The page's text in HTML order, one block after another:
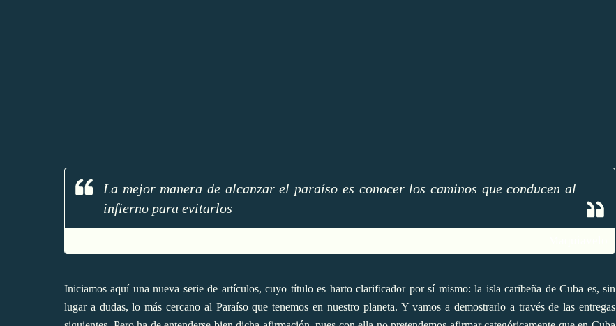
La mejor manera de alcanzar el paraíso es conocer los caminos que conducen al
infierno para evitarlos
Iniciamos aquí una nueva serie de artículos, cuyo título es harto clarificador por sí mismo: la isla caribeña de Cuba es, sin
lugar a dudas, lo más cercano al Paraíso que tenemos en nuestro planeta. Y vamos a demostrarlo a través de las entregas